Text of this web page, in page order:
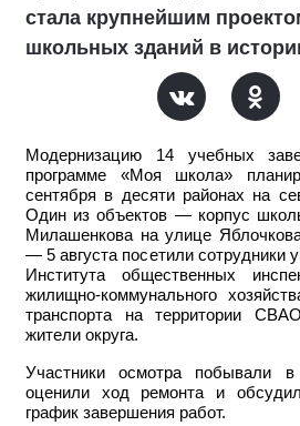
стала крупнейшим
школьных зданий в
Модернизацию 14 учебных
программе «Моя школа»
сентября в десяти районах на
Один из объектов — корпус
Милашенкова на улице
— 5 августа посетили сотрудники
Института общественных
жилищно-коммунального
транспорта на территории
жители округа.
Участники осмотра побывали в
оценили ход ремонта и
график завершения работ.